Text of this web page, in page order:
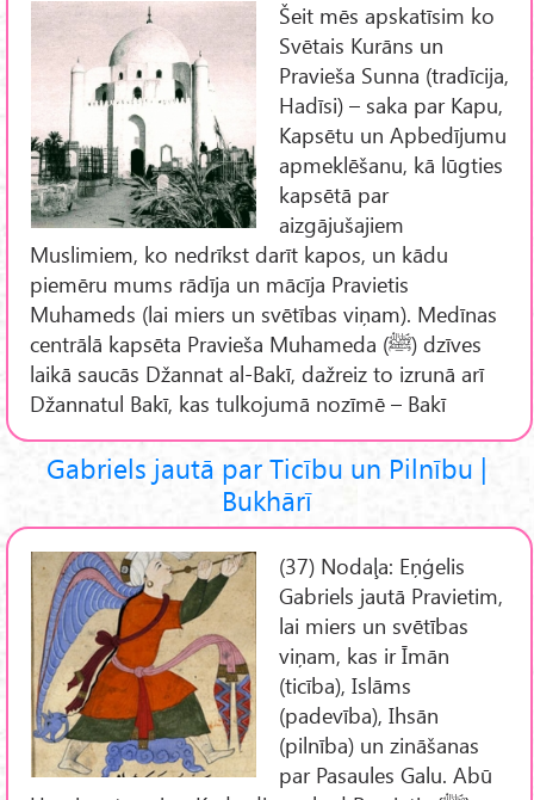
Šeit mēs apskatīsim ko
Svētais Kurāns un
Pravieša Sunna (tradīcija,
Hadīsi) – saka par Kapu,
Kapsētu un Apbedījumu
apmeklēšanu, kā lūgties
kapsētā par
aizgājušajiem
Muslimiem, ko nedrīkst darīt kapos, un kādu
piemēru mums rādīja un mācīja Pravietis
Muhameds (lai miers un svētības viņam). Medīnas
centrālā kapsēta Pravieša Muhameda (ﷺ) dzīves
laikā saucās Džannat al-Bakī, dažreiz to izrunā arī
Džannatul Bakī, kas tulkojumā nozīmē – Bakī
Gabriels jautā par Ticību un Pilnību |
Bukhārī
(37) Nodaļa: Eņģelis
Gabriels jautā Pravietim,
lai miers un svētības
viņam, kas ir Īmān
(ticība), Islāms
(padevība), Ihsān
(pilnība) un zināšanas
par Pasaules Galu. Abū